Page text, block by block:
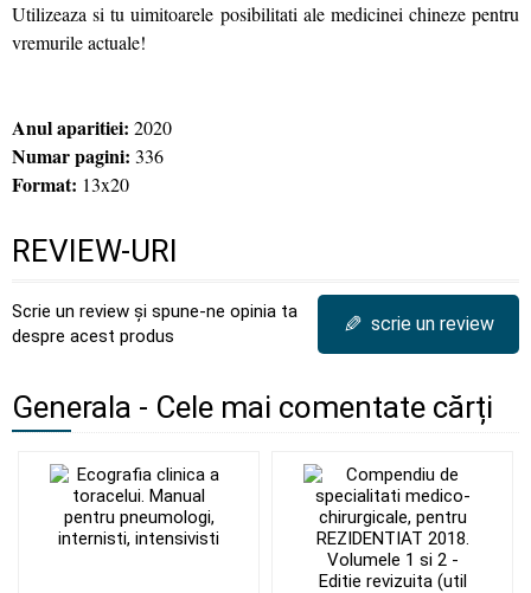
Utilizeaza si tu uimitoarele posibilitati ale medicinei chineze pentru
vremurile actuale!
Anul aparitiei: 2020
Numar pagini: 336
Format: 13x20
REVIEW-URI
Scrie un review și spune-ne opinia ta
despre acest produs
✎ scrie un review
Generala - Cele mai comentate cărți